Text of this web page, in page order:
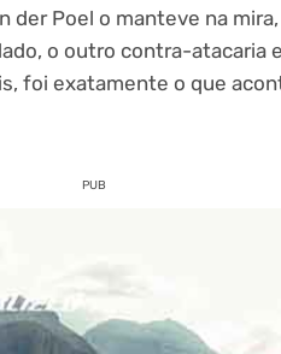
der Poel o manteve na
o outro contra-atacaria
foi exatamente o que
PUB